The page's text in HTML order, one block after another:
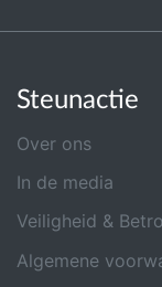
Steunactie
Over ons
In de media
Veiligheid &
Algemene